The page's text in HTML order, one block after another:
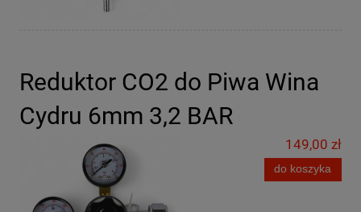
Reduktor CO2 do Piwa Wina
Cydru 6mm 3,2 BAR
149,00 zł
do koszyka